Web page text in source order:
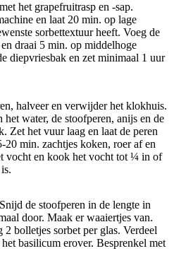
het grapefruitrasp en -sap.
en laat 20 min. op lage
sorbettextuur heeft. Voeg de
draai 5 min. op middelhoge
diepvriesbak en zet minimaal 1 uur
halveer en verwijder het klokhuis.
water, de stoofperen, anijs en de
Zet het vuur laag en laat de peren
20 min. zachtjes koken, roer af en
vocht en kook het vocht tot ¼ in of
de stoofperen in de lengte in
door. Maak er waaiertjes van.
2 bolletjes sorbet per glas. Verdeel
basilicum erover. Besprenkel met